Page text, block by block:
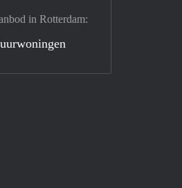
in Rotterdam: